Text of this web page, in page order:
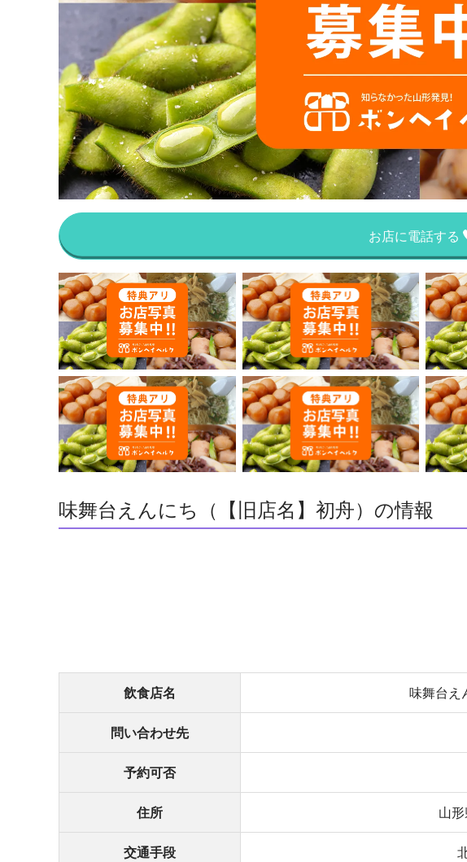
お店に電話する
味舞台えんにち（【旧店名】初舟）の情報
飲食店名 味舞台え
問い合わせ先
予約可否
住所 山
交通手段